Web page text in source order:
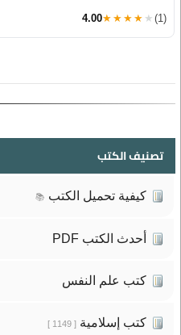
4.00★★★★★ (1)
تصنيف الكتب
كيفية تحميل الكتب 📚
أحدث الكتب PDF
كتب علم النفس
كتب إسلامية[ 1149 ]